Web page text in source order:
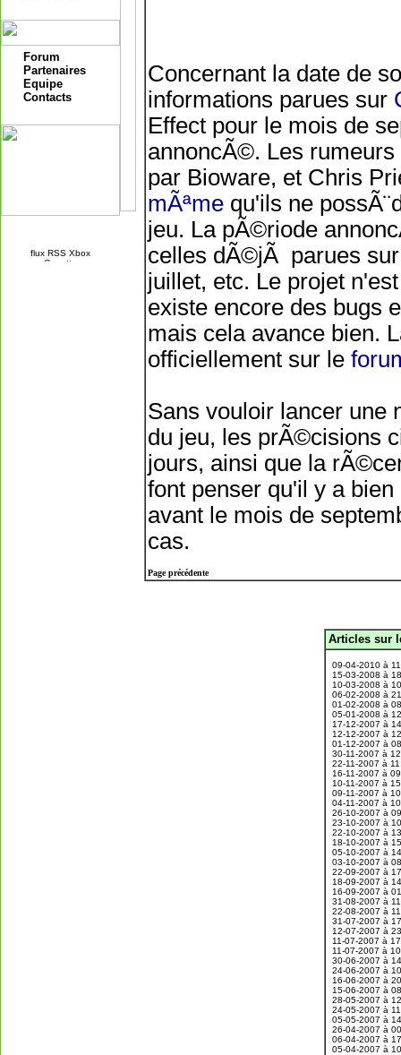
Forum
Partenaires
Equipe
Contacts
Concernant la date de
informations parues sur
Effect pour le mois de
annoncÃ©. Les
par Bioware, et Chris
mÃªmequ'ils ne
jeu. La pÃ©riode
celles dÃ©jÃ parues
juillet, etc. Le projet
existe encore des bugs
mais cela avance bien.
officiellement sur le
Sans vouloir lancer une
du jeu, les prÃ©cisions
jours, ainsi que la
font penser qu'il y a
avant le mois de
cas.
Page précédente
Articles sur
09-04-2010 à
15-03-2008 à
10-03-2008 à
06-02-2008 à
01-02-2008 à
05-01-2008 à
17-12-2007 à
12-12-2007 à
01-12-2007 à
30-11-2007 à
22-11-2007 à
16-11-2007 à
10-11-2007 à
09-11-2007 à
04-11-2007 à
26-10-2007 à
23-10-2007 à
22-10-2007 à
18-10-2007 à
05-10-2007 à
03-10-2007 à
22-09-2007 à
18-09-2007 à
16-09-2007 à
31-08-2007 à
22-08-2007 à
31-07-2007 à
12-07-2007 à
11-07-2007 à
11-07-2007 à
30-06-2007 à
24-06-2007 à
16-06-2007 à
15-06-2007 à
28-05-2007 à
24-05-2007 à
05-05-2007 à
26-04-2007 à
06-04-2007 à
05-04-2007 à